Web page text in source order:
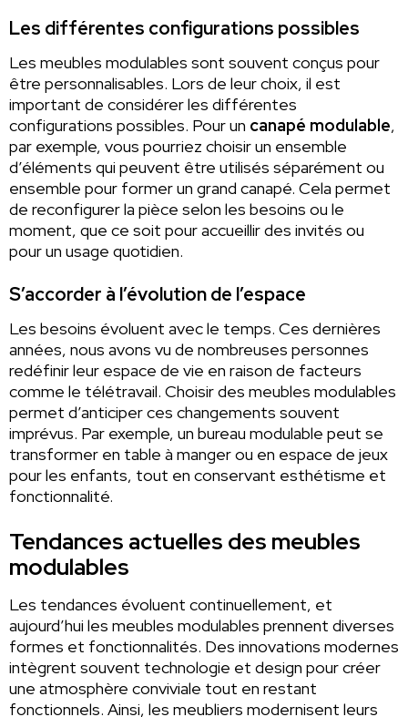
Les différentes configurations possibles
Les meubles modulables sont souvent conçus pour
être personnalisables. Lors de leur choix, il est
important de considérer les différentes
configurations possibles. Pour un canapé modulable,
par exemple, vous pourriez choisir un ensemble
d’éléments qui peuvent être utilisés séparément ou
ensemble pour former un grand canapé. Cela permet
de reconfigurer la pièce selon les besoins ou le
moment, que ce soit pour accueillir des invités ou
pour un usage quotidien.
S’accorder à l’évolution de l’espace
Les besoins évoluent avec le temps. Ces dernières
années, nous avons vu de nombreuses personnes
redéfinir leur espace de vie en raison de facteurs
comme le télétravail. Choisir des meubles modulables
permet d’anticiper ces changements souvent
imprévus. Par exemple, un bureau modulable peut se
transformer en table à manger ou en espace de jeux
pour les enfants, tout en conservant esthétisme et
fonctionnalité.
Tendances actuelles des meubles
modulables
Les tendances évoluent continuellement, et
aujourd’hui les meubles modulables prennent diverses
formes et fonctionnalités. Des innovations modernes
intègrent souvent technologie et design pour créer
une atmosphère conviviale tout en restant
fonctionnels. Ainsi, les meubliers modernisent leurs